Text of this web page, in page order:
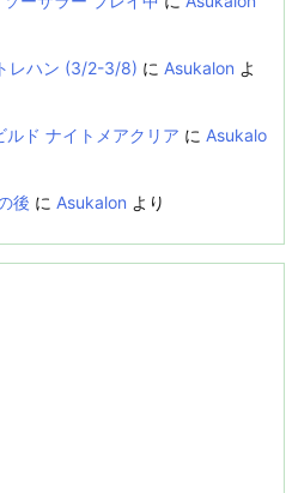
レハン (3/2-3/8) に Asukalon よ
ド ナイトメアクリア に Asukalo
後 に Asukalon より